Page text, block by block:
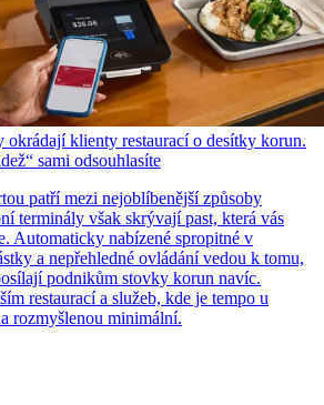
okrádají klienty restaurací o desítky korun.
sami odsouhlasíte
patří mezi nejoblíbenější způsoby
terminály však skrývají past, která vás
Automaticky nabízené spropitné v
a nepřehledné ovládání vedou k tomu,
podnikům stovky korun navíc.
restaurací a služeb, kde je tempo u
rozmyšlenou minimální.